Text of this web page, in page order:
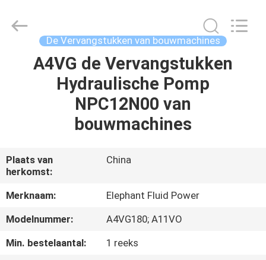
HUIS
PRODUCTEN
ONS
FABRIEKSREIS
KWALITEITSCONTROLE
Fluid
Power
De Vervangstukken van bouwmachines
A4VG de Vervangstukken
Hydraulische Pomp
NPC12N00 van
bouwmachines
Plaats van
herkomst:
China
Merknaam:
Elephant Fluid Power
Modelnummer:
A4VG180; A11VO
Min. bestelaantal:
1 reeks